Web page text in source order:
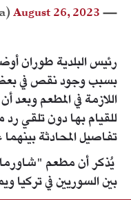
— TR99 (@TR99media)
August 26, 2023
رئيس البلدية طوران
بسبب وجود نقص في بعض
اللازمة في المطعم
للقيام بها دون تلقي
تفاصيل المحادثة
يُذكر أن مطعم "شاورما
بين السوريين في تركيا